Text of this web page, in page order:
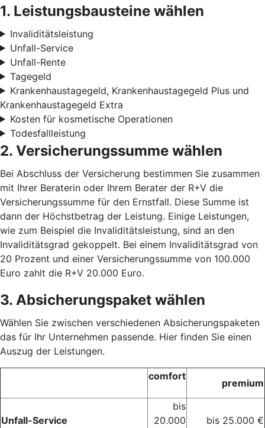
1. Leistungsbausteine wählen
Invaliditätsleistung
Unfall-Service
Unfall-Rente
Tagegeld
Krankenhaustagegeld, Krankenhaustagegeld Plus und
Krankenhaustagegeld Extra
Kosten für kosmetische Operationen
Todesfallleistung
2. Versicherungssumme wählen
Bei Abschluss der Versicherung bestimmen Sie zusammen
mit Ihrer Beraterin oder Ihrem Berater der R+V die
Versicherungssumme für den Ernstfall. Diese Summe ist
dann der Höchstbetrag der Leistung. Einige Leistungen,
wie zum Beispiel die Invaliditätsleistung, sind an den
Invaliditätsgrad gekoppelt. Bei einem Invaliditätsgrad von
20 Prozent und einer Versicherungssumme von 100.000
Euro zahlt die R+V 20.000 Euro.
3. Absicherungspaket wählen
Wählen Sie zwischen verschiedenen Absicherungspaketen
das für Ihr Unternehmen passende. Hier finden Sie einen
Auszug der Leistungen.
comfort
premium
Unfall-Service
bis
20.000
bis 25.000 €